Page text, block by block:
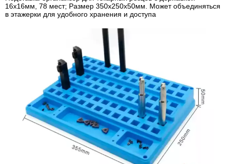
16x16мм, 78 мест; Размер 350х250х50мм. Может объединяться
в этажерки для удобного хранения и доступа